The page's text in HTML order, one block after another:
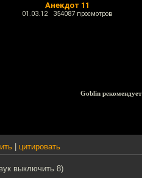
Анекдот 11
01.03.12 354087 просмотров
Goblin рекомендует
цитировать
выключить 8)